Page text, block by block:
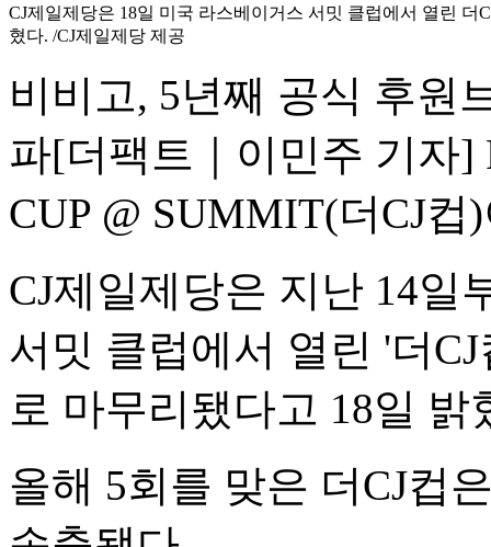
CJ제일제당은 18일 미국 라스베이거스 서밋 클럽에서 열린 더
혔다. /CJ제일제당 제공
비비고, 5년째 공식 후원
파[더팩트｜이민주 기자]
CUP @ SUMMIT(더CJ
CJ제일제당은 지난 14일
서밋 클럽에서 열린 '더
로 마무리됐다고 18일 밝
올해 5회를 맞은 더CJ컵